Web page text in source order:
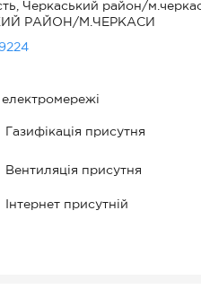
Черкаський район/
РАЙОН/М.ЧЕРКАСИ
Газифікація присутня
Вентиляція присутня
Інтернет присутній